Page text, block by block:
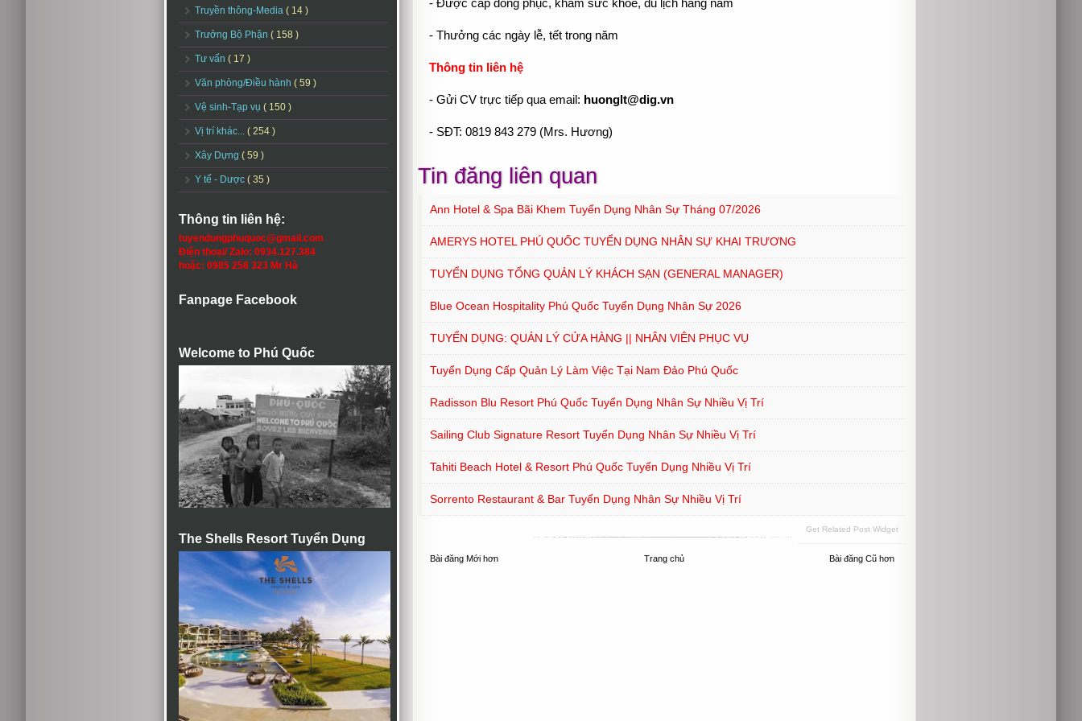
Truyền thông-Media ( 14 )
Trưởng Bộ Phận ( 158 )
Tư vấn ( 17 )
Văn phòng/Điều hành ( 59 )
Vệ sinh-Tạp vụ ( 150 )
Vị trí khác... ( 254 )
Xây Dựng ( 59 )
Y tế - Dược ( 35 )
Thông tin liên hệ:
tuyendungphuquoc@gmail.com
Điện thoại/ Zalo: 0934.127.384
hoặc: 0985 258 323 Mr Hà
Fanpage Facebook
Welcome to Phú Quốc
The Shells Resort Tuyển Dụng
- Được cấp đồng phục, khám sức khỏe, du lịch hàng năm
- Thưởng các ngày lễ, tết trong năm
Thông tin liên hệ
- Gửi CV trực tiếp qua email: huonglt@dig.vn
- SĐT: 0819 843 279 (Mrs. Hương)
Tin đăng liên quan
Ann Hotel & Spa Bãi Khem Tuyển Dụng Nhân Sự Tháng 07/2026
AMERYS HOTEL PHÚ QUỐC TUYỂN DỤNG NHÂN SỰ KHAI TRƯƠNG
TUYỂN DỤNG TỔNG QUẢN LÝ KHÁCH SẠN (GENERAL MANAGER)
Blue Ocean Hospitality Phú Quốc Tuyển Dụng Nhân Sự 2026
TUYỂN DỤNG: QUẢN LÝ CỬA HÀNG || NHÂN VIÊN PHỤC VỤ
Tuyển Dụng Cấp Quản Lý Làm Việc Tại Nam Đảo Phú Quốc
Radisson Blu Resort Phú Quốc Tuyển Dụng Nhân Sự Nhiều Vị Trí
Sailing Club Signature Resort Tuyển Dụng Nhân Sự Nhiều Vị Trí
Tahiti Beach Hotel & Resort Phú Quốc Tuyển Dụng Nhiều Vị Trí
Sorrento Restaurant & Bar Tuyển Dụng Nhân Sự Nhiều Vị Trí
Get Related Post Widget
Bài đăng Mới hơn Bài đăng Cũ hơn
Trang chủ